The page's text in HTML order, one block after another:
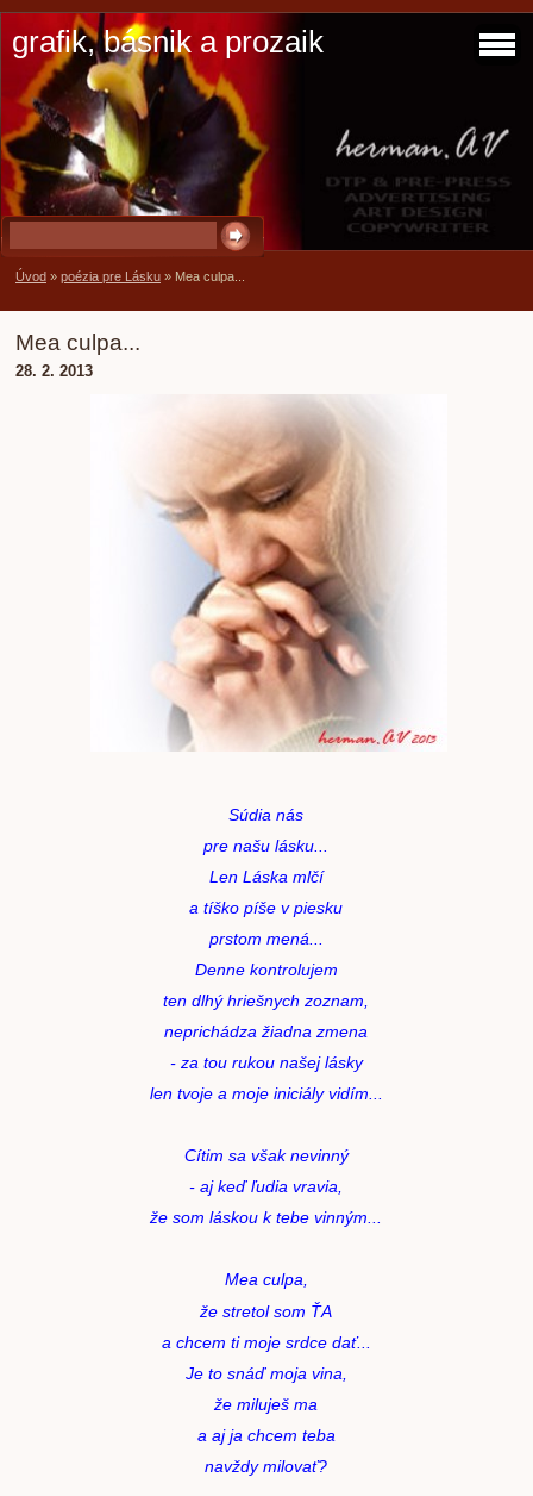
grafik, básnik a prozaik
Úvod » poézia pre Lásku » Mea culpa...
Mea culpa...
28. 2. 2013
Súdia nás
pre našu lásku...
Len Láska mlčí
a tíško píše v piesku
prstom mená...
Denne kontrolujem
ten dlhý hriešnych zoznam,
neprichádza žiadna zmena
- za tou rukou našej lásky
len tvoje a moje iniciály vidím...
Cítim sa však nevinný
- aj keď ľudia vravia,
že som láskou k tebe vinným...
Mea culpa,
že stretol som ŤA
a chcem ti moje srdce dať...
Je to snáď moja vina,
že miluješ ma
a aj ja chcem teba
navždy milovať?